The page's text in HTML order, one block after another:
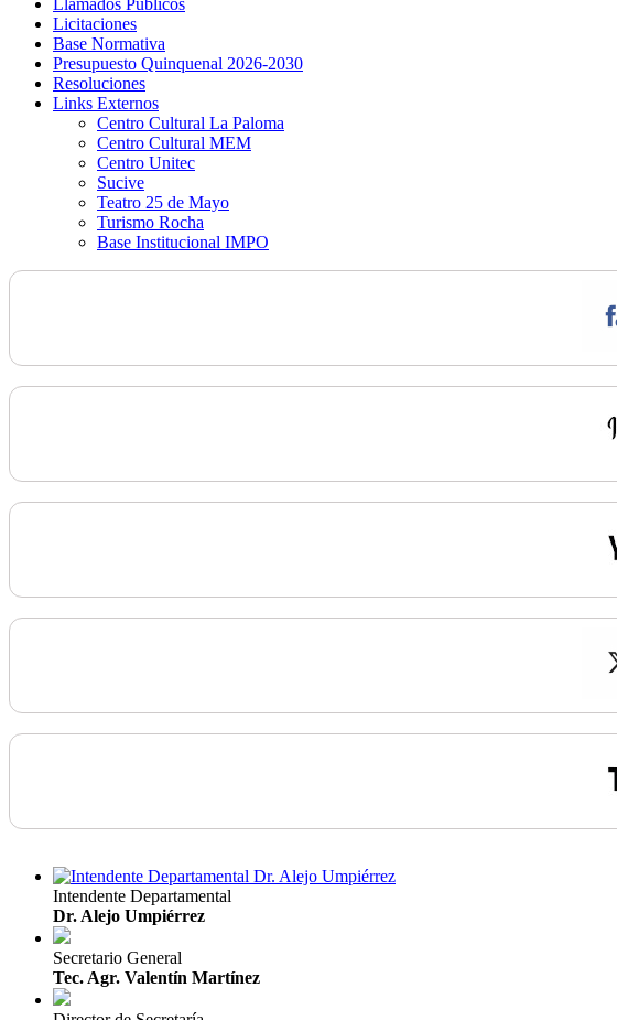
Llamados Públicos
Licitaciones
Base Normativa
Presupuesto Quinquenal 2026-2030
Resoluciones
Links Externos
Centro Cultural La Paloma
Centro Cultural MEM
Centro Unitec
Sucive
Teatro 25 de Mayo
Turismo Rocha
Base Institucional IMPO
Intendente Departamental
Dr. Alejo Umpiérrez
Secretario General
Tec. Agr. Valentín Martínez